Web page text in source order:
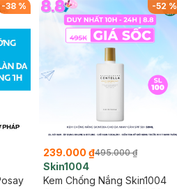
-38% -52%
239.000 ₫495.000 ₫
Skin1004
Kem Chống Nắng Skin1004